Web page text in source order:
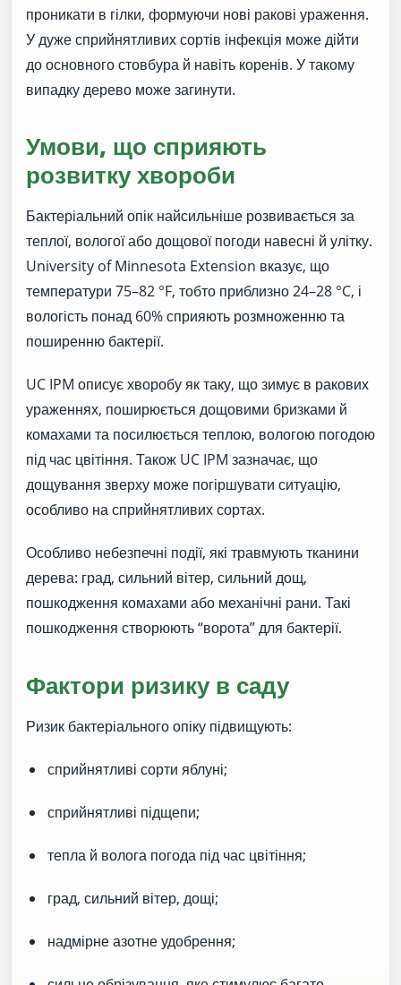
проникати в гілки, формуючи нові ракові ураження.
У дуже сприйнятливих сортів інфекція може дійти
до основного стовбура й навіть коренів. У такому
випадку дерево може загинути.
Умови, що сприяють
розвитку хвороби
Бактеріальний опік найсильніше розвивається за
теплої, вологої або дощової погоди навесні й улітку.
University of Minnesota Extension вказує, що
температури 75–82 °F, тобто приблизно 24–28 °C, і
вологість понад 60% сприяють розмноженню та
поширенню бактерії.
UC IPM описує хворобу як таку, що зимує в ракових
ураженнях, поширюється дощовими бризками й
комахами та посилюється теплою, вологою погодою
під час цвітіння. Також UC IPM зазначає, що
дощування зверху може погіршувати ситуацію,
особливо на сприйнятливих сортах.
Особливо небезпечні події, які травмують тканини
дерева: град, сильний вітер, сильний дощ,
пошкодження комахами або механічні рани. Такі
пошкодження створюють “ворота” для бактерії.
Фактори ризику в саду
Ризик бактеріального опіку підвищують:
сприйнятливі сорти яблуні;
сприйнятливі підщепи;
тепла й волога погода під час цвітіння;
град, сильний вітер, дощі;
надмірне азотне удобрення;